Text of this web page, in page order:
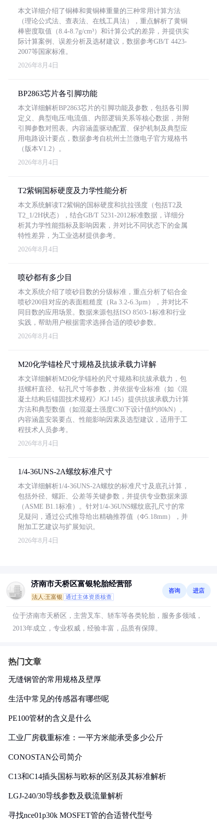
本文详细介绍了铜棒和黄铜棒重量的三种常用计算方法
（理论公式法、查表法、在线工具法），重点解析了黄铜
棒密度取值（8.4-8.7g/cm³）和计算公式的差异，并提供实
际计算案例、误差分析及选材建议，数据参考GB/T 4423-
2007等国家标准。
2026年8月4日
BP2863芯片各引脚功能
本文详细解析BP2863芯片的引脚功能及参数，包括各引脚
定义、典型电压/电流值、内部逻辑关系等核心数据，并附
引脚参数对照表。内容涵盖驱动配置、保护机制及典型应
用电路设计要点，数据参考自杭州士兰微电子官方规格书
（版本V1.2）。
2026年8月4日
T2紫铜国标硬度及力学性能分析
本文系统解读T2紫铜的国标硬度和抗拉强度（包括T2及
T2_1/2H状态），结合GB/T 5231-2012标准数据，详细分
析其力学性能指标及影响因素，并对比不同状态下的金属
特性差异，为工业选材提供参考。
2026年8月4日
喷砂都有多少目
本文系统介绍了喷砂目数的分级标准，重点分析了铝合金
喷砂200目对应的表面粗糙度（Ra 3.2-6.3μm），并对比不
同目数的应用场景。数据来源包括ISO 8503-1标准和行业
实践，帮助用户根据需求选择合适的喷砂参数。
2026年8月4日
M20化学锚栓尺寸规格及抗拔承载力详解
本文详细解析M20化学锚栓的尺寸规格和抗拔承载力，包
括螺杆直径、钻孔尺寸等参数，并依据专业标准（如《混
凝土结构后锚固技术规程》JGJ 145）提供抗拔承载力计算
方法和典型数值（如混凝土强度C30下设计值约80kN）。
内容涵盖安装要点、性能影响因素及选型建议，适用于工
程技术人员参考。
2026年8月4日
1/4-36UNS-2A螺纹标准尺寸
本文详细解析1/4-36UNS-2A螺纹的标准尺寸及底孔计算，
包括外径、螺距、公差等关键参数，并提供专业数据来源
（ASME B1.1标准）。针对1/4-36UNS螺纹底孔尺寸的常
见疑问，通过公式推导给出精确推荐值（Φ5.18mm），并
附加工艺建议与扩展知识。
2026年8月4日
济南市天桥区富银轮胎经营部
法人:王富银 通过主体资质核查
咨询 进店
位于济南市天桥区，主营叉车、轿车等各类轮胎，服务多领域，
2013年成立，专业权威，经验丰富，品质有保障。
热门文章
无缝钢管的常用规格及壁厚
生活中常见的传感器有哪些呢
PE100管材的含义是什么
工业厂房载重标准：一平方米能承受多少公斤
CONOSTAN公司简介
C13和C14插头国标与欧标的区别及其标准解析
LGJ-240/30导线参数及载流量解析
寻找nce01p30k MOSFET管的合适替代型号